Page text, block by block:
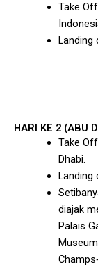
Take
Landing
HARI KE 2 (ABU
Take
Dhabi.
Landing
diajak
Palais